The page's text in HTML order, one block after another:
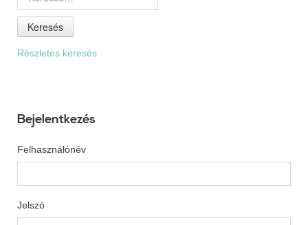
Keresés
Részletes keresés
Bejelentkezés
Felhasználónév
Jelszó